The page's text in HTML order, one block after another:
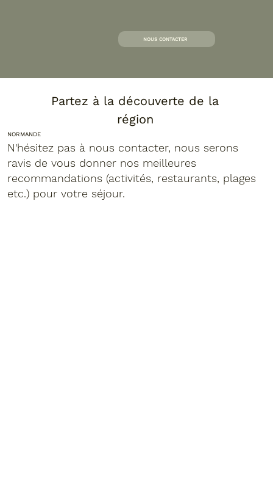
NOUS CONTACTER
Partez à la découverte de la
région
NORMANDE
N'hésitez pas à nous contacter, nous serons
ravis de vous donner nos meilleures
recommandations (activités, restaurants, plages
etc.) pour votre séjour.